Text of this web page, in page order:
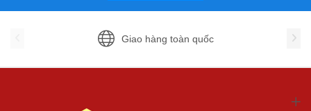
Giao hàng toàn quốc